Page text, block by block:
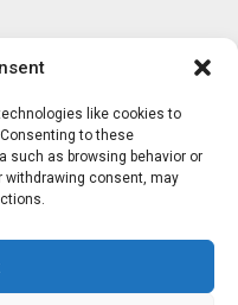
like cookies to
to these
such as browsing behavior or
withdrawing consent, may